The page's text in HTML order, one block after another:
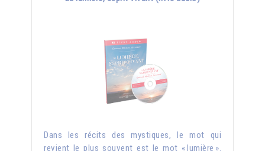
Dans les récits des mystiques, le mot qui
revient le plus souvent est le mot « lumière ».